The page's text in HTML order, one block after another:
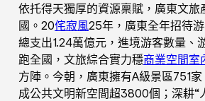
依托得天獨厚的資源稟賦，廣東文旅
國。20侘寂風25年，廣東全年招待
總支出1.24萬億元，進境游客數量、
跑全國，文旅綜合實力穩商業空間室
方陣。今朝，廣東擁有A級景區751
成公共文明新空間超3800個；深耕“